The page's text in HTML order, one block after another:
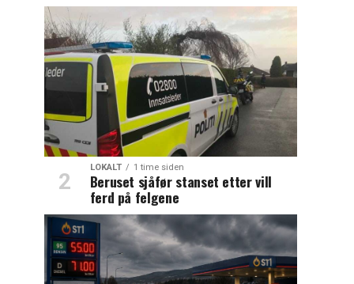
LOKALT 1 time siden
Beruset sjåfør stanset etter vill
ferd på felgene